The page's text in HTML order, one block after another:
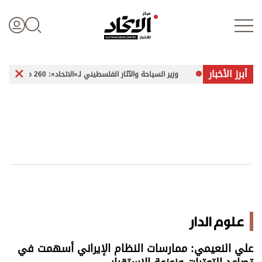
علوم الدار
اقتصاد
أبرز الأخباروزير السياحة والآثار الفلسطيني لـ«الاتحاد»: 260 موقعاً أثرياً في غزة تعرضت للضرر
علوم الدار
علي النعيمي: ممارسات النظام الإيراني أسهمت في